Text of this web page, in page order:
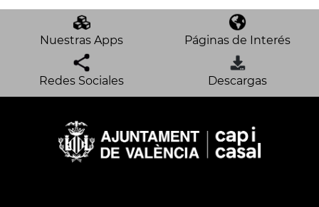
Nuestras Apps Páginas de Interés
Redes Sociales Descargas